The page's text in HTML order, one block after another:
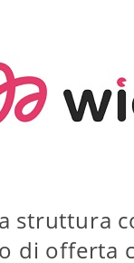
struttura
di offerta